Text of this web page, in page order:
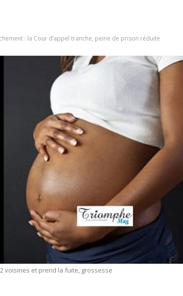
: la Cour d’appel tranche, peine de prison réduite
voisines et prend la fuite, grossesse